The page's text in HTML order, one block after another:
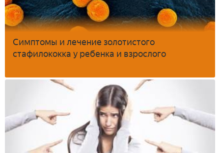
Симптомы и лечение золотистого
стафилококка у ребенка и взрослого